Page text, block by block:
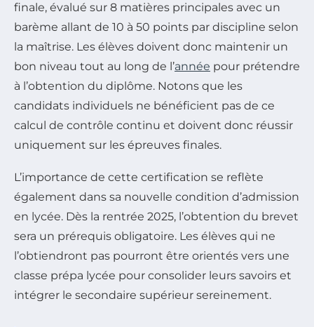
finale, évalué sur 8 matières principales avec un
barème allant de 10 à 50 points par discipline selon
la maîtrise. Les élèves doivent donc maintenir un
bon niveau tout au long de l’année pour prétendre
à l’obtention du diplôme. Notons que les
candidats individuels ne bénéficient pas de ce
calcul de contrôle continu et doivent donc réussir
uniquement sur les épreuves finales.
L’importance de cette certification se reflète
également dans sa nouvelle condition d’admission
en lycée. Dès la rentrée 2025, l’obtention du brevet
sera un prérequis obligatoire. Les élèves qui ne
l’obtiendront pas pourront être orientés vers une
classe prépa lycée pour consolider leurs savoirs et
intégrer le secondaire supérieur sereinement.